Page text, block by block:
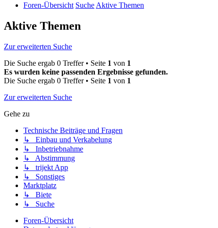
Foren-Übersicht Suche Aktive Themen
Aktive Themen
Zur erweiterten Suche
Die Suche ergab 0 Treffer • Seite 1 von 1
Es wurden keine passenden Ergebnisse gefunden.
Die Suche ergab 0 Treffer • Seite 1 von 1
Zur erweiterten Suche
Gehe zu
Technische Beiträge und Fragen
↳ Einbau und Verkabelung
↳ Inbetriebnahme
↳ Abstimmung
↳ trijekt App
↳ Sonstiges
Marktplatz
↳ Biete
↳ Suche
Foren-Übersicht